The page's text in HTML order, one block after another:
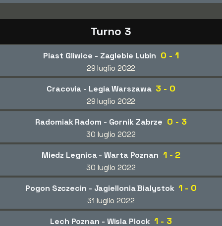
Turno 3
Piast Gliwice - Zaglebie Lubin 0 - 1
29 luglio 2022
Cracovia - Legia Warszawa 3 - 0
29 luglio 2022
Radomiak Radom - Gornik Zabrze 0 - 3
30 luglio 2022
Miedz Legnica - Warta Poznan 1 - 2
30 luglio 2022
Pogon Szczecin - Jagiellonia Bialystok 1 - 0
31 luglio 2022
Lech Poznan - Wisla Plock 1 - 3